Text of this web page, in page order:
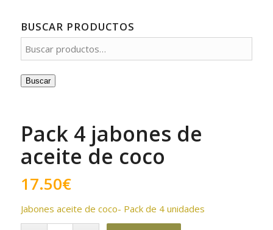
BUSCAR PRODUCTOS
Buscar
Pack 4 jabones de
aceite de coco
17.50€
Jabones aceite de coco- Pack de 4 unidades